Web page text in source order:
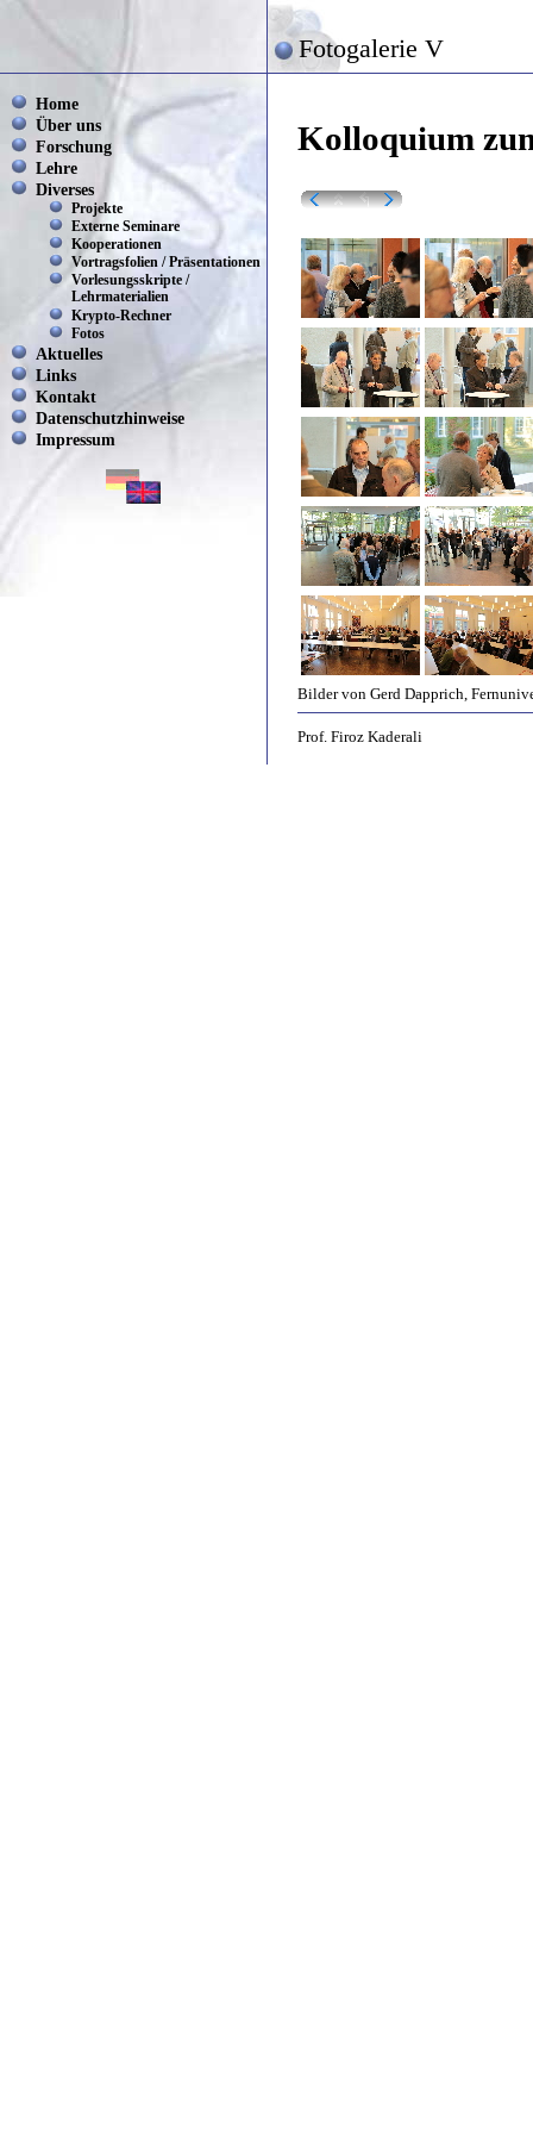
Fotogalerie V
Home
Über uns
Forschung
Lehre
Diverses
Projekte
Externe Seminare
Kooperationen
Vortragsfolien / Präsentationen
Vorlesungsskripte /
Lehrmaterialien
Krypto-Rechner
Fotos
Aktuelles
Links
Kontakt
Datenschutzhinweise
Impressum
Kolloquium
Bilder von Gerd Dapprich,
Prof. Firoz Kaderali